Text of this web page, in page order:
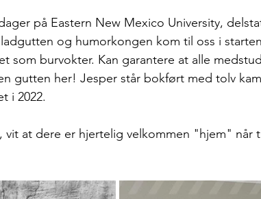
på Eastern New Mexico University,
og humorkongen kom til oss i
som burvokter. Kan garantere at alle
gutten her! Jesper står bokført med tolv
i 2022.
vit at dere er hjertelig velkommen "hjem" når